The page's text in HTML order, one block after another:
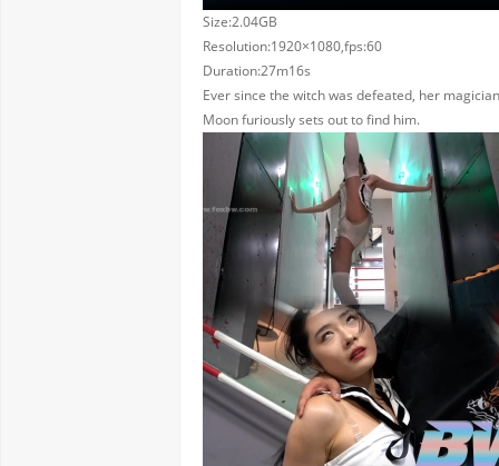
Size:2.04GB
Resolution:1920×1080,fps:60
Duration:27m16s
Ever since the witch was defeated, her
Moon furiously sets out to find him.